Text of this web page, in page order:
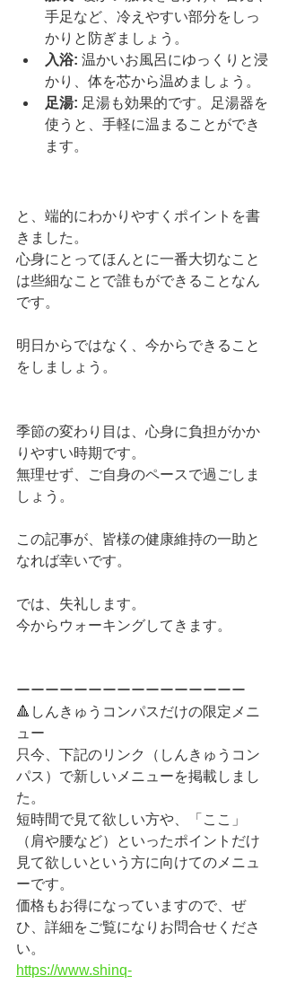
手足など、冷えやすい部分をしっ
かりと防ぎましょう。
入浴: 温かいお風呂にゆっくりと浸
かり、体を芯から温めましょう。
足湯: 足湯も効果的です。足湯器を
使うと、手軽に温まることができ
ます。
と、端的にわかりやすくポイントを書
きました。
心身にとってほんとに一番大切なこと
は些細なことで誰もができることなん
です。
明日からではなく、今からできること
をしましょう。
季節の変わり目は、心身に負担がかか
りやすい時期です。
無理せず、ご自身のペースで過ごしま
しょう。
この記事が、皆様の健康維持の一助と
なれば幸いです。
では、失礼します。
今からウォーキングしてきます。
ーーーーーーーーーーーーーーーー
🔺しんきゅうコンパスだけの限定メニ
ュー
只今、下記のリンク（しんきゅうコン
パス）で新しいメニューを掲載しまし
た。
短時間で見て欲しい方や、「ここ」
（肩や腰など）といったポイントだけ
見て欲しいという方に向けてのメニュ
ーです。
価格もお得になっていますので、ぜ
ひ、詳細をご覧になりお問合せくださ
い。
https://www.shinq-